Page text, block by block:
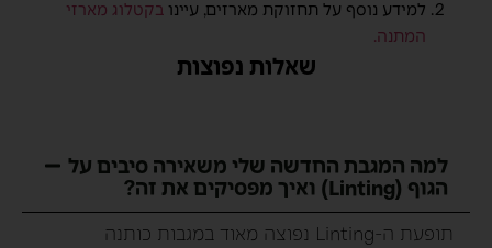
למידע נוסף על תחזוקת מארזים, עיינו בקטלוג מארזי
המתנה.
שאלות נפוצות
למה המגבת החדשה שלי משאירה סיבים על
הגוף (Linting) ואיך מפסיקים את זה?
תופעת ה-Linting נפוצה מאוד במגבות כותנה